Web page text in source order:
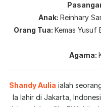
Anak Reinhary
Orang Tua Kemas
Agama
Shandy Aulia ialah
Ia lahir di Jakarta,